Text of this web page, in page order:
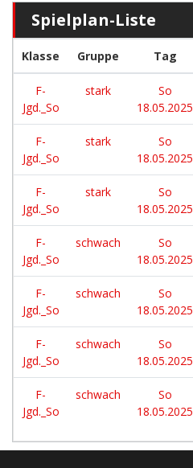
Spielplan-Liste
Klasse Gruppe Tag
F-
Jgd._So
stark
So
18.05.2025
F-
Jgd._So
stark
So
18.05.2025
F-
Jgd._So
stark
So
18.05.2025
F-
Jgd._So
schwach
So
18.05.2025
F-
Jgd._So
schwach
So
18.05.2025
F-
Jgd._So
schwach
So
18.05.2025
F-
Jgd._So
schwach
So
18.05.2025